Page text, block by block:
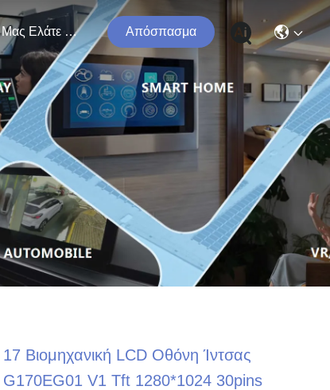
Μας Ελάτε Σε Επαφή Με Απόσπασμα
17 Βιομηχανική LCD Οθόνη Ίντσας
G170EG01 V1 Tft 1280*1024 30pins